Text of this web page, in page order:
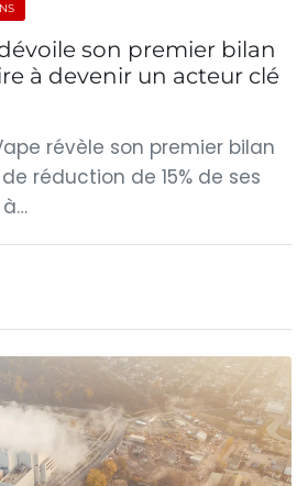
son premier bilan
à devenir un acteur clé
révèle son premier bilan
réduction de 15% de ses